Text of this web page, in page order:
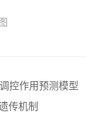
控作用预测模型
传机制